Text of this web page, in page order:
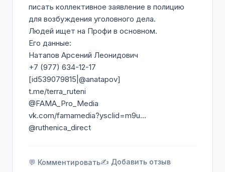
писать коллективное заявление в полицию
для возбуждения уголовного дела.
Людей ищет на Профи в основном.
Его данные:
Натапов Арсений Леонидович
+7 (977) 634-12-17
[id539079815|@anatapov]
t.me/terra_ruteni
@FAMA_Pro_Media
vk.com/famamedia?ysclid=m9u…
@ruthenica_direct
💬 Комментировать✍️ Добавить отзыв